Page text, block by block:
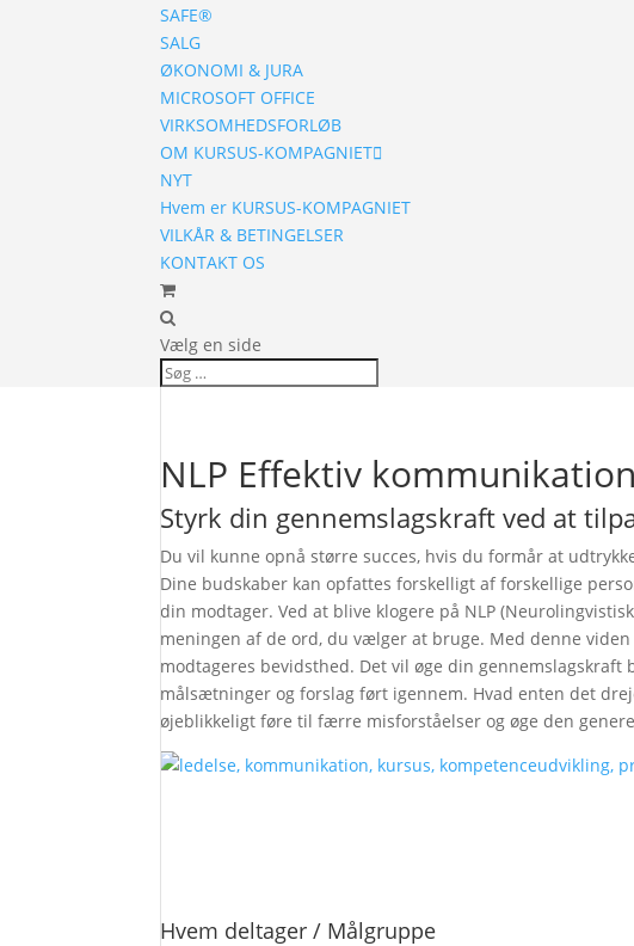
SAFE®
SALG
ØKONOMI & JURA
MICROSOFT OFFICE
VIRKSOMHEDSFORLØB
OM KURSUS-KOMPAGNIET
NYT
Hvem er KURSUS-KOMPAGNIET
VILKÅR & BETINGELSER
KONTAKT OS
Vælg en side
NLP Effektiv
Styrk din gennemslagskraft ved at
Du vil kunne opnå større succes, hvis du formår at
Dine budskaber kan opfattes forskelligt af forskellige
din modtager. Ved at blive klogere på NLP
meningen af de ord, du vælger at bruge. Med denne
modtageres bevidsthed. Det vil øge din
målsætninger og forslag ført igennem. Hvad enten det
øjeblikkeligt føre til færre misforståelser og øge den
Hvem deltager / Målgruppe